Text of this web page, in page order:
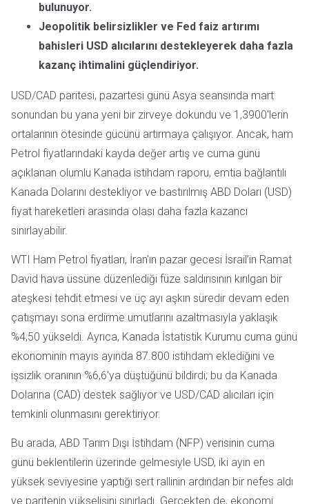
bulunuyor.
Jeopolitik belirsizlikler ve Fed faiz artırımı
bahisleri USD alıcılarını destekleyerek daha fazla
kazanç ihtimalini güçlendiriyor.
USD/CAD paritesi, pazartesi günü Asya seansında mart
sonundan bu yana yeni bir zirveye dokundu ve 1,3900'lerin
ortalarının ötesinde gücünü artırmaya çalışıyor. Ancak, ham
Petrol fiyatlarındaki kayda değer artış ve cuma günü
açıklanan olumlu Kanada istihdam raporu, emtia bağlantılı
Kanada Dolarını destekliyor ve bastırılmış ABD Doları (USD)
fiyat hareketleri arasında olası daha fazla kazancı
sınırlayabilir.
WTI Ham Petrol fiyatları, İran'ın pazar gecesi İsrail’in Ramat
David hava üssüne düzenlediği füze saldırısının kırılgan bir
ateşkesi tehdit etmesi ve üç ayı aşkın süredir devam eden
çatışmayı sona erdirme umutlarını azaltmasıyla yaklaşık
%4,50 yükseldi. Ayrıca, Kanada İstatistik Kurumu cuma günü
ekonominin mayıs ayında 87.800 istihdam eklediğini ve
işsizlik oranının %6,6'ya düştüğünü bildirdi; bu da Kanada
Dolarına (CAD) destek sağlıyor ve USD/CAD alıcıları için
temkinli olunmasını gerektiriyor.
Bu arada, ABD Tarım Dışı İstihdam (NFP) verisinin cuma
günü beklentilerin üzerinde gelmesiyle USD, iki ayın en
yüksek seviyesine yaptığı sert rallinin ardından bir nefes aldı
ve paritenin yükselişini sınırladı. Gerçekten de, ekonomi